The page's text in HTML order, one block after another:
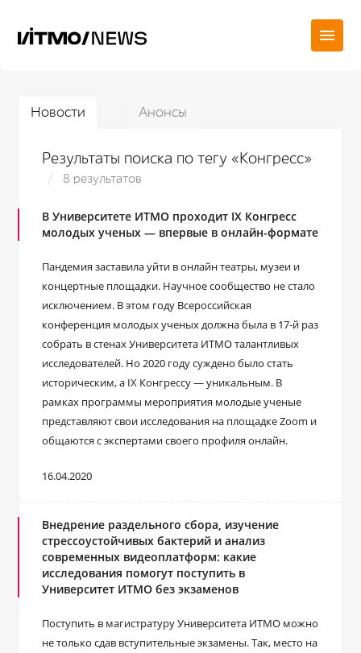
Новости Анонсы
Результаты поиска по тегу «Конгресс»
8 результатов
В Университете ИТМО проходит IX Конгресс
молодых ученых — впервые в онлайн-формате
Пандемия заставила уйти в онлайн театры, музеи и
концертные площадки. Научное сообщество не стало
исключением. В этом году Всероссийская
конференция молодых ученых должна была в 17-й раз
собрать в стенах Университета ИТМО талантливых
исследователей. Но 2020 году суждено было стать
историческим, а IX Конгрессу — уникальным. В
рамках программы мероприятия молодые ученые
представляют свои исследования на площадке Zoom и
общаются с экспертами своего профиля онлайн.
16.04.2020
Внедрение раздельного сбора, изучение
стрессоустойчивых бактерий и анализ
современных видеоплатформ: какие
исследования помогут поступить в
Университет ИТМО без экзаменов
Поступить в магистратуру Университета ИТМО можно
не только сдав вступительные экзамены. Так, место на